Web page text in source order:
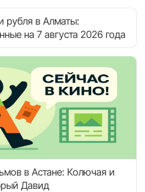
рубля в Алматы:
на 7 августа 2026 года
в Астане: Колючая и
Давид